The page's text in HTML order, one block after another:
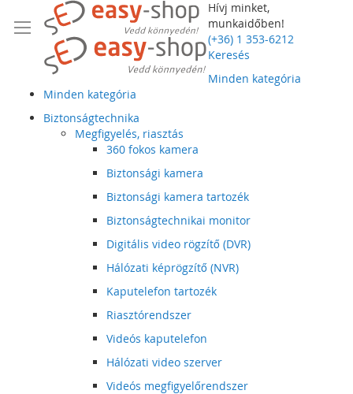
Hívj minket,
munkaidőben!
(+36) 1 353-6212
Keresés
Minden kategória
Minden kategória
Biztonságtechnika
Megfigyelés, riasztás
360 fokos kamera
Biztonsági kamera
Biztonsági kamera tartozék
Biztonságtechnikai monitor
Digitális video rögzítő (DVR)
Hálózati képrögzítő (NVR)
Kaputelefon tartozék
Riasztórendszer
Videós kaputelefon
Hálózati video szerver
Videós megfigyelőrendszer